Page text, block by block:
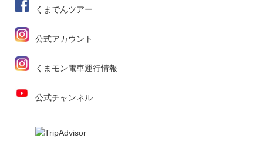
くまでんツアー
公式アカウント
くまモン電車運行情報
公式チャンネル